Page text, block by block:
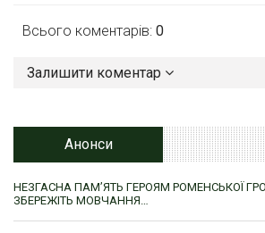
Всього коментарів: 0
Залишити коментар
Анонси
НЕЗГАСНА ПАМ’ЯТЬ ГЕРОЯМ РОМЕНСЬКОЇ
ЗБЕРЕЖІТЬ МОВЧАННЯ…